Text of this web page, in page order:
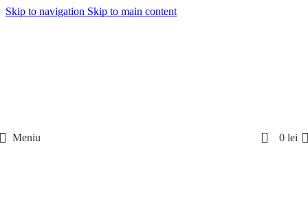
Skip to navigation Skip to main content
Meniu 0 0 lei